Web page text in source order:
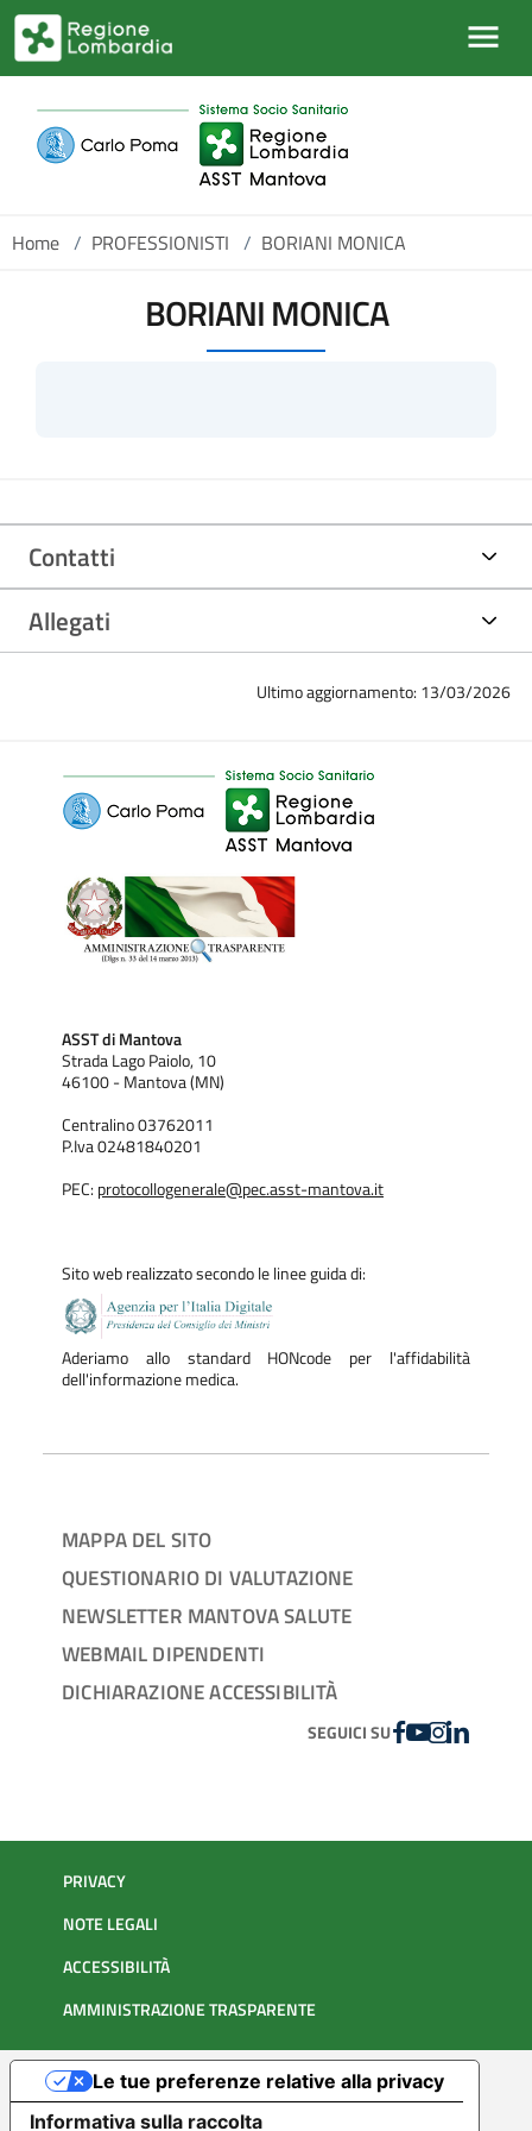
Salta al contenuto principale
Home / PROFESSIONISTI / BORIANI MONICA
BORIANI MONICA
Contatti
Allegati
Ultimo aggiornamento: 13/03/2026
ASST di Mantova
Strada Lago Paiolo, 10
46100 - Mantova (MN)
Centralino 03762011
P.Iva 02481840201
PEC: protocollogenerale@pec.asst-mantova.it
Sito web realizzato secondo le linee guida di:
Aderiamo allo standard HONcode per l'affidabilità
dell'informazione medica.
MAPPA DEL SITO
QUESTIONARIO DI VALUTAZIONE
NEWSLETTER MANTOVA SALUTE
WEBMAIL DIPENDENTI
DICHIARAZIONE ACCESSIBILITÀ
SEGUICI SUFACEBOOK
YOUTUBE
INSTAGRAM
LINKEDIN
PRIVACY
NOTE LEGALI
ACCESSIBILITÀ
AMMINISTRAZIONE TRASPARENTE
Informativa sulla raccolta
Le tue preferenze relative alla privacy